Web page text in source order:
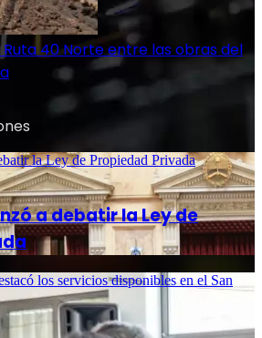
40 Norte entre las obras del
la Ley de Propiedad Privada
a debatir la Ley de
los servicios disponibles en el San